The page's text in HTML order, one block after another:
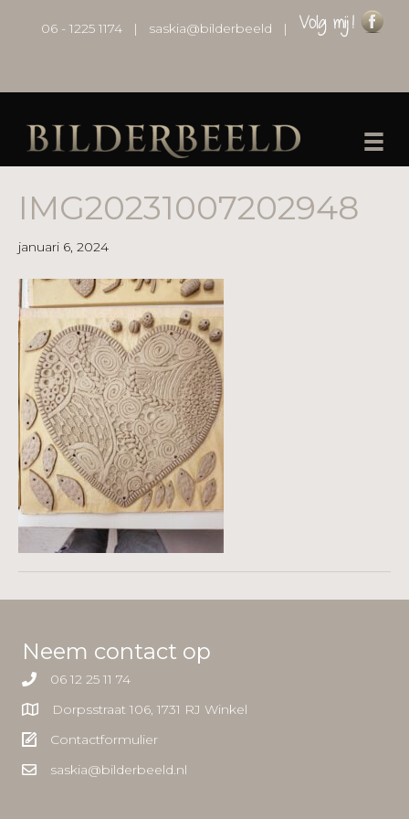
06 - 1225 1174 | saskia@bilderbeeld |
IMG20231007202948
januari 6, 2024
Neem contact op
06 12 25 11 74
Dorpsstraat 106, 1731 RJ Winkel
Contactformulier
saskia@bilderbeeld.nl